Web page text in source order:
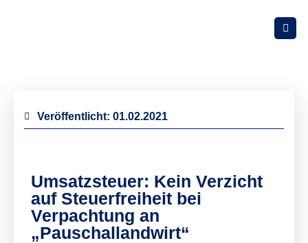
Veröffentlicht: 01.02.2021
Umsatzsteuer: Kein Verzicht
auf Steuerfreiheit bei
Verpachtung an
„Pauschallandwirt“